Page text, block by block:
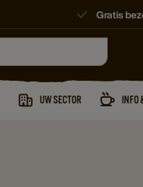
Gratis
UW SECTOR